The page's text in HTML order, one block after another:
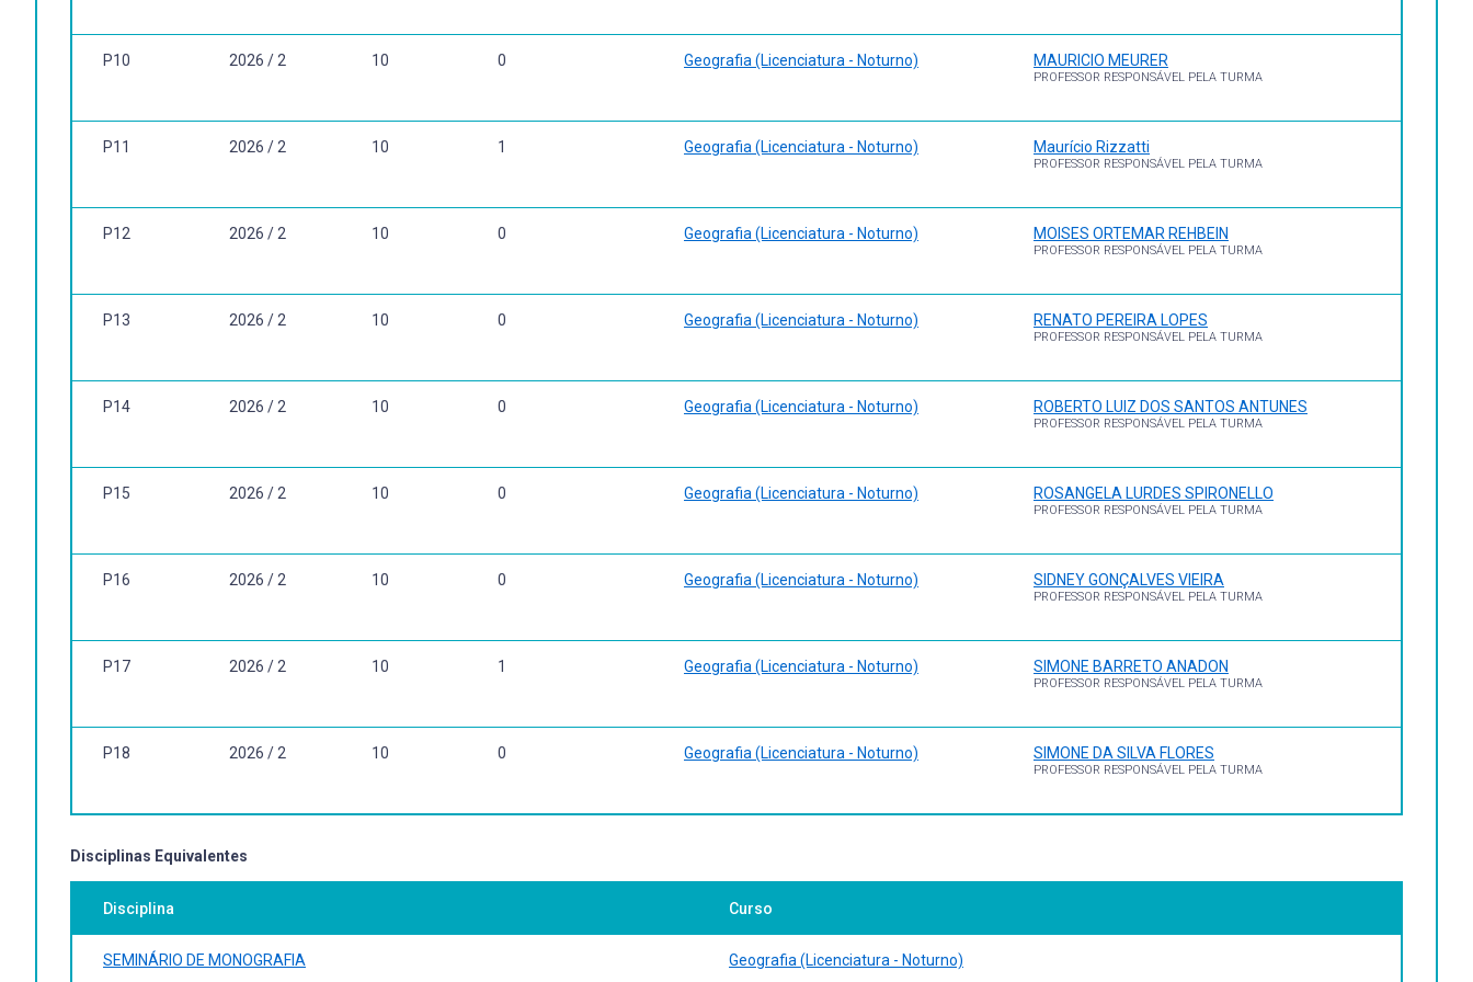
P10 2026 / 2 10 0 Geografia (Licenciatura - Noturno) MAURICIO MEURER
PROFESSOR RESPONSÁVEL PELA TURMA
P11 2026 / 2 10 1 Geografia (Licenciatura - Noturno) Maurício Rizzatti
PROFESSOR RESPONSÁVEL PELA TURMA
P12 2026 / 2 10 0 Geografia (Licenciatura - Noturno) MOISES ORTEMAR REHBEIN
PROFESSOR RESPONSÁVEL PELA TURMA
P13 2026 / 2 10 0 Geografia (Licenciatura - Noturno) RENATO PEREIRA LOPES
PROFESSOR RESPONSÁVEL PELA TURMA
P14 2026 / 2 10 0 Geografia (Licenciatura - Noturno) ROBERTO LUIZ DOS SANTOS ANTUNES
PROFESSOR RESPONSÁVEL PELA TURMA
P15 2026 / 2 10 0 Geografia (Licenciatura - Noturno) ROSANGELA LURDES SPIRONELLO
PROFESSOR RESPONSÁVEL PELA TURMA
P16 2026 / 2 10 0 Geografia (Licenciatura - Noturno) SIDNEY GONÇALVES VIEIRA
PROFESSOR RESPONSÁVEL PELA TURMA
P17 2026 / 2 10 1 Geografia (Licenciatura - Noturno) SIMONE BARRETO ANADON
PROFESSOR RESPONSÁVEL PELA TURMA
P18 2026 / 2 10 0 Geografia (Licenciatura - Noturno) SIMONE DA SILVA FLORES
PROFESSOR RESPONSÁVEL PELA TURMA
Disciplinas Equivalentes
Disciplina Curso
SEMINÁRIO DE MONOGRAFIA Geografia (Licenciatura - Noturno)